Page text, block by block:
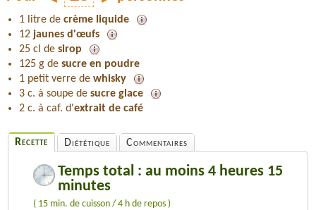
1 litre de crème liquide
12 jaunes d'œufs
25 cl de sirop
125 g de sucre en poudre
1 petit verre de whisky
3 c. à soupe de sucre glace
2 c. à caf. d'extrait de café
Recette Diététique Commentaires
Temps total : au moins 4 heures 15
minutes
( 15 min. de cuisson / 4 h de repos )